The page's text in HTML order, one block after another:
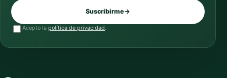
Suscribirme→
Acepto la política de privacidad.